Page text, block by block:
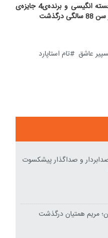
نمایشنامه‌نویس و فیلمنامه‌نویس برجسته انگیسی و برنده‌ی4 جایزه‌ی
عاشق
تام استاپارد
و صداگذار پیشکسوت
مریم همتیان درگذشت